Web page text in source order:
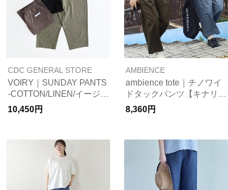
CDC GENERAL STORE
VOIRY｜SUNDAY PANTS
-COTTON/LINEN/イージー
パンツ コットン リネン
10,450円
AMBIENCE
ambience tote｜チノワイ
ドタックパンツ【キナリノ
別注】
8,360円